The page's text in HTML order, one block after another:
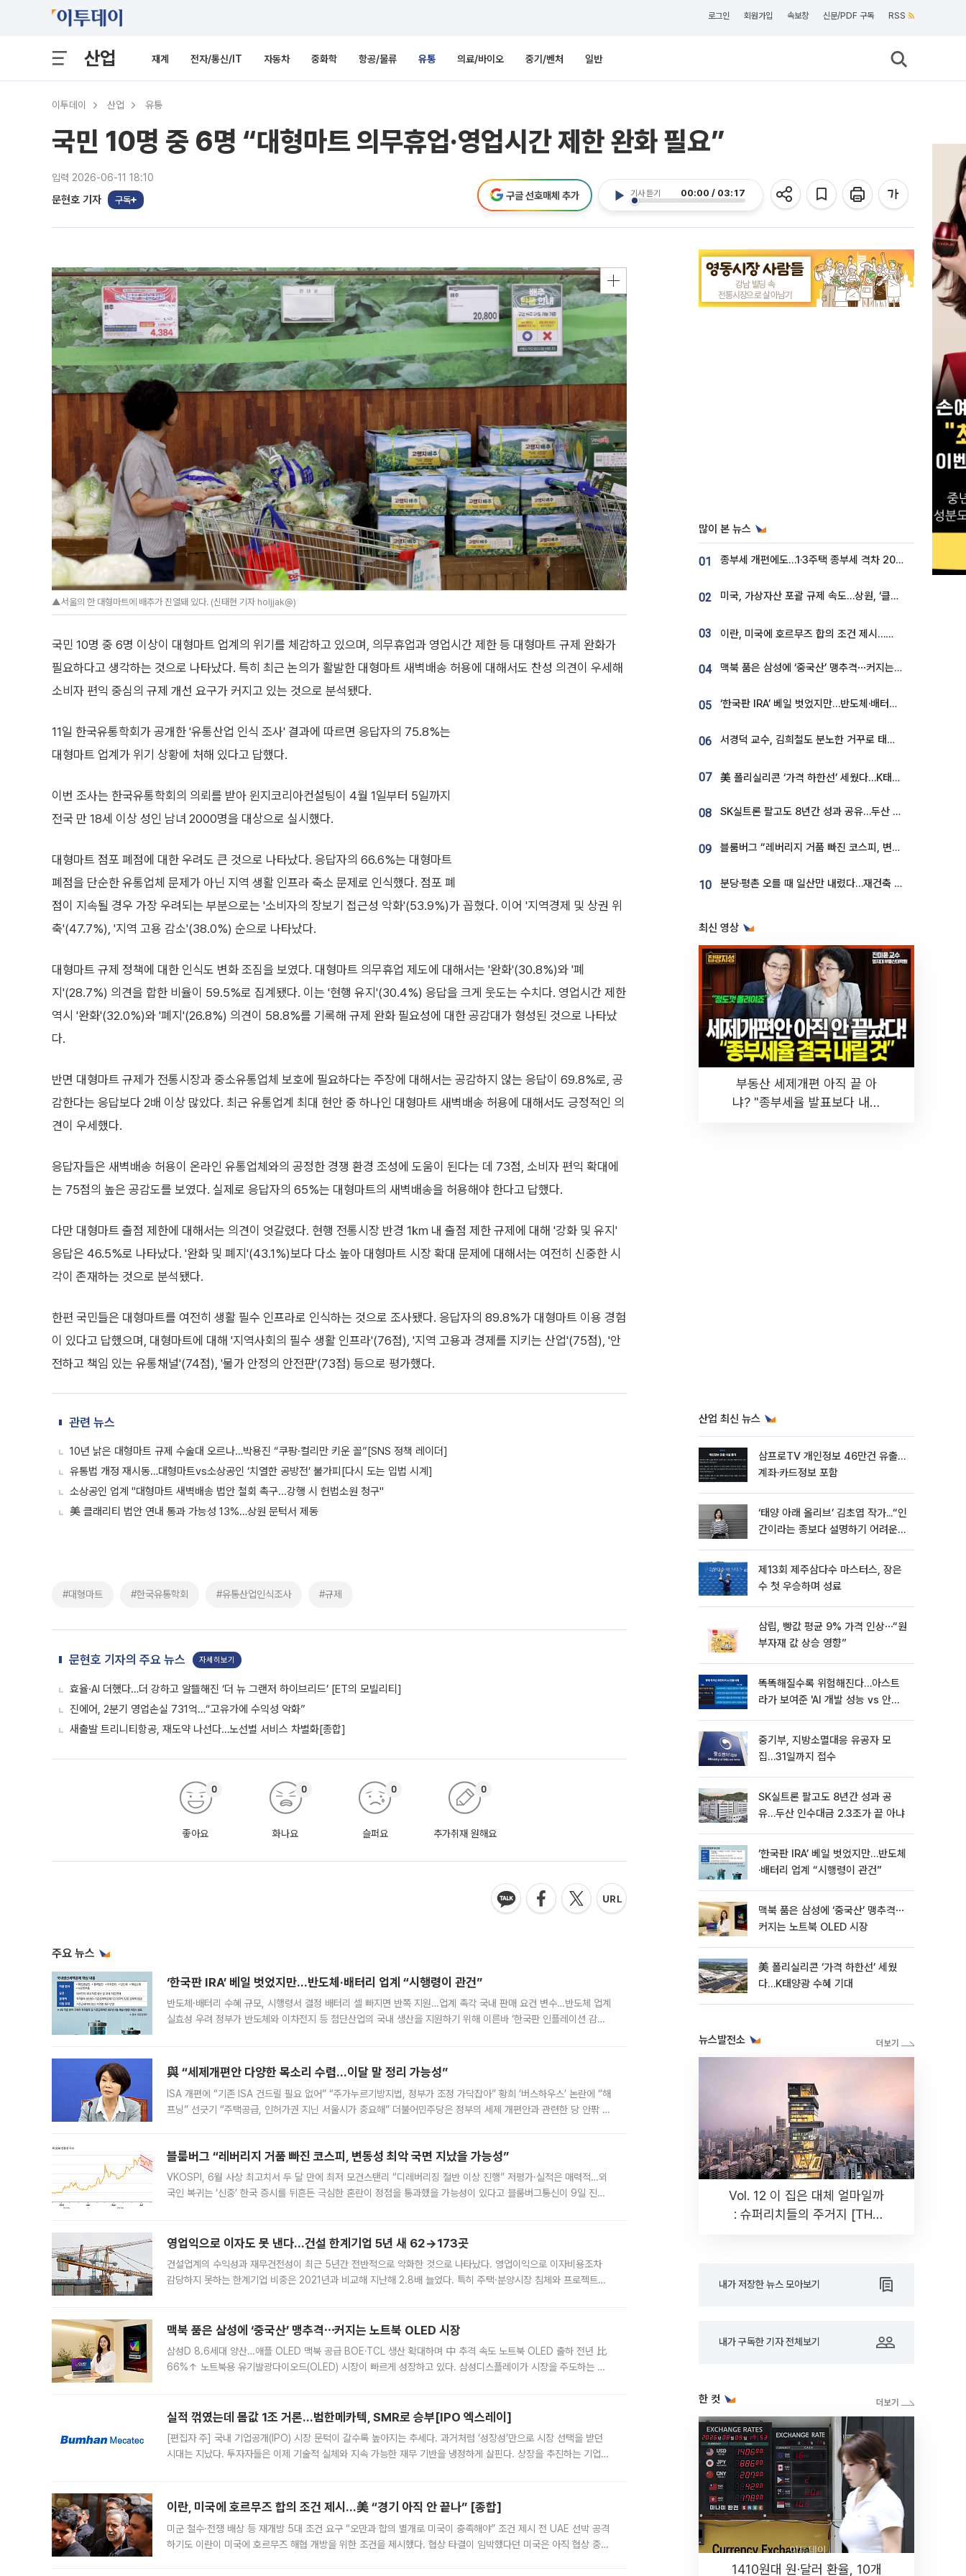
로그인 회원가입 속보창 신문/PDF 구독 RSS
산업 재계 전자/통신/IT 자동차 중화학 항공/물류 유통 의료/바이오 중기/벤처 일반
이투데이 산업 유통
국민 10명 중 6명 “대형마트 의무휴업·영업시간 제한 완화 필요”
입력 2026-06-11 18:10
문현호 기자 구독
기사 듣기 00:00 / 03:17
구글 선호매체 추가
▲서울의 한 대형마트에 배추가 진열돼 있다. (신태현 기자 holjjak@)
국민 10명 중 6명 이상이 대형마트 업계의 위기를 체감하고 있으며, 의무휴업과 영업시간 제한 등 대형마트 규제 완화가
필요하다고 생각하는 것으로 나타났다. 특히 최근 논의가 활발한 대형마트 새벽배송 허용에 대해서도 찬성 의견이 우세해
소비자 편익 중심의 규제 개선 요구가 커지고 있는 것으로 분석됐다.
11일 한국유통학회가 공개한 '유통산업 인식 조사' 결과에 따르면 응답자의 75.8%는
대형마트 업계가 위기 상황에 처해 있다고 답했다.
이번 조사는 한국유통학회의 의뢰를 받아 윈지코리아컨설팅이 4월 1일부터 5일까지
전국 만 18세 이상 성인 남녀 2000명을 대상으로 실시했다.
대형마트 점포 폐점에 대한 우려도 큰 것으로 나타났다. 응답자의 66.6%는 대형마트
폐점을 단순한 유통업체 문제가 아닌 지역 생활 인프라 축소 문제로 인식했다. 점포 폐
점이 지속될 경우 가장 우려되는 부분으로는 '소비자의 장보기 접근성 악화'(53.9%)가 꼽혔다. 이어 '지역경제 및 상권 위
축'(47.7%), '지역 고용 감소'(38.0%) 순으로 나타났다.
대형마트 규제 정책에 대한 인식도 변화 조짐을 보였다. 대형마트 의무휴업 제도에 대해서는 '완화'(30.8%)와 '폐
지'(28.7%) 의견을 합한 비율이 59.5%로 집계됐다. 이는 '현행 유지'(30.4%) 응답을 크게 웃도는 수치다. 영업시간 제한
역시 '완화'(32.0%)와 '폐지'(26.8%) 의견이 58.8%를 기록해 규제 완화 필요성에 대한 공감대가 형성된 것으로 나타났
다.
반면 대형마트 규제가 전통시장과 중소유통업체 보호에 필요하다는 주장에 대해서는 공감하지 않는 응답이 69.8%로, 공
감한다는 응답보다 2배 이상 많았다. 최근 유통업계 최대 현안 중 하나인 대형마트 새벽배송 허용에 대해서도 긍정적인 의
견이 우세했다.
응답자들은 새벽배송 허용이 온라인 유통업체와의 공정한 경쟁 환경 조성에 도움이 된다는 데 73점, 소비자 편익 확대에
는 75점의 높은 공감도를 보였다. 실제로 응답자의 65%는 대형마트의 새벽배송을 허용해야 한다고 답했다.
다만 대형마트 출점 제한에 대해서는 의견이 엇갈렸다. 현행 전통시장 반경 1㎞ 내 출점 제한 규제에 대해 '강화 및 유지'
응답은 46.5%로 나타났다. '완화 및 폐지'(43.1%)보다 다소 높아 대형마트 시장 확대 문제에 대해서는 여전히 신중한 시
각이 존재하는 것으로 분석됐다.
한편 국민들은 대형마트를 여전히 생활 필수 인프라로 인식하는 것으로 조사됐다. 응답자의 89.8%가 대형마트 이용 경험
이 있다고 답했으며, 대형마트에 대해 '지역사회의 필수 생활 인프라'(76점), '지역 고용과 경제를 지키는 산업'(75점), '안
전하고 책임 있는 유통채널'(74점), '물가 안정의 안전판'(73점) 등으로 평가했다.
관련 뉴스
10년 낡은 대형마트 규제 수술대 오르나…박용진 “쿠팡·컬리만 키운 꼴”[SNS 정책 레이더]
유통법 개정 재시동…대형마트vs소상공인 ‘치열한 공방전’ 불가피[다시 도는 입법 시계]
소상공인 업계 "대형마트 새벽배송 법안 철회 촉구...강행 시 헌법소원 청구"
美 클래리티 법안 연내 통과 가능성 13%…상원 문턱서 제동
#대형마트 #한국유통학회 #유통산업인식조사 #규제
문현호 기자의 주요 뉴스 자세히보기
효율·AI 더했다…더 강하고 알뜰해진 ‘더 뉴 그랜저 하이브리드’ [ET의 모빌리티]
진에어, 2분기 영업손실 731억…“고유가에 수익성 악화”
새출발 트리니티항공, 재도약 나선다…노선별 서비스 차별화[종합]
좋아요
0
화나요
0
슬퍼요
0
추가취재 원해요
0
주요 뉴스
‘한국판 IRA’ 베일 벗었지만…반도체·배터리 업계 “시행령이 관건”
반도체·배터리 수혜 규모, 시행령서 결정 배터리 셀 빠지면 반쪽 지원…업계 촉각 국내 판매 요건 변수…반도체 업계
실효성 우려 정부가 반도체와 이차전지 등 첨단산업의 국내 생산을 지원하기 위해 이른바 ‘한국판 인플레이션 감축
與 “세제개편안 다양한 목소리 수렴…이달 말 정리 가능성”
ISA 개편에 “기존 ISA 건드릴 필요 없어” “주가누르기방지법, 정부가 조정 가닥잡아” 황희 ‘버스하우스’ 논란에 “해
프닝” 선긋기 “주택공급, 인허가권 지닌 서울시가 중요해” 더불어민주당은 정부의 세제 개편안과 관련한 당 안팎 의
블룸버그 “레버리지 거품 빠진 코스피, 변동성 최악 국면 지났을 가능성”
VKOSPI, 6월 사상 최고치서 두 달 만에 최저 모건스탠리 “디레버리징 절반 이상 진행” 저평가·실적은 매력적…외
국인 복귀는 ‘신중’ 한국 증시를 뒤흔든 극심한 혼란이 정점을 통과했을 가능성이 있다고 블룸버그통신이 9일 진단
영업익으로 이자도 못 낸다…건설 한계기업 5년 새 62→173곳
건설업계의 수익성과 재무건전성이 최근 5년간 전반적으로 악화한 것으로 나타났다. 영업이익으로 이자비용조차
감당하지 못하는 한계기업 비중은 2021년과 비교해 지난해 2.8배 늘었다. 특히 주택·분양시장 침체와 프로젝트파
맥북 품은 삼성에 ‘중국산’ 맹추격⋯커지는 노트북 OLED 시장
삼성D 8.6세대 양산…애플 OLED 맥북 공급 BOE·TCL 생산 확대하며 中 추격 속도 노트북 OLED 출하 전년 比
66%↑ 노트북용 유기발광다이오드(OLED) 시장이 빠르게 성장하고 있다. 삼성디스플레이가 시장을 주도하는 가
실적 꺾였는데 몸값 1조 거론…범한메카텍, SMR로 승부[IPO 엑스레이]
[편집자 주] 국내 기업공개(IPO) 시장 문턱이 갈수록 높아지는 추세다. 과거처럼 ‘성장성’만으로 시장 선택을 받던
시대는 지났다. 투자자들은 이제 기술적 실체와 지속 가능한 재무 기반을 냉정하게 살핀다. 상장을 추진하는 기업들
이란, 미국에 호르무즈 합의 조건 제시…美 “경기 아직 안 끝나” [종합]
미군 철수·전쟁 배상 등 재개방 5대 조건 요구 “오만과 합의 별개로 미국이 충족해야” 조건 제시 전 UAE 선박 공격
하기도 이란이 미국에 호르무즈 해협 개방을 위한 조건을 제시했다. 협상 타결이 임박했다던 미국은 아직 협상 중이
많이 본 뉴스
01 종부세 개편에도…1·3주택 종부세 격차 2028년부터 확대
02 미국, 가상자산 포괄 규제 속도…상원, ‘클래리티법’ 9월 절차투표 추진
03 이란, 미국에 호르무즈 합의 조건 제시…美 “경기 아직 안 끝나” [종합]
04 맥북 품은 삼성에 ‘중국산’ 맹추격⋯커지는 노트북 OLED 시장
05 ‘한국판 IRA’ 베일 벗었지만…반도체·배터리 업계 “시행령이 관건”
06 서경덕 교수, 김희철도 분노한 거꾸로 태극기⋯"엉터리는 아냐, 아쉬울 뿐"
07 美 폴리실리콘 ‘가격 하한선’ 세웠다…K태양광 수혜 기대
08 SK실트론 팔고도 8년간 성과 공유…두산 인수대금 2.3조가 끝 아냐
09 블룸버그 “레버리지 거품 빠진 코스피, 변동성 최악 국면 지났을 가능성”
10 분당·평촌 오를 때 일산만 내렸다…재건축 기대감도 ‘무색’
최신 영상
부동산 세제개편 아직 끝 아
냐? "종부세율 발표보다 내릴
산업 최신 뉴스
삼프로TV 개인정보 46만건 유출…
계좌·카드정보 포함
‘태양 아래 올리브’ 김초엽 작가...“인
간이라는 종보다 설명하기 어려운
뷰]
제13회 제주삼다수 마스터스, 장은
수 첫 우승하며 성료
삼립, 빵값 평균 9% 가격 인상⋯“원
부자재 값 상승 영향”
똑똑해질수록 위험해진다…아스트
라가 보여준 'AI 개발 성능 vs 안전
중기부, 지방소멸대응 유공자 모
집…31일까지 접수
SK실트론 팔고도 8년간 성과 공
유…두산 인수대금 2.3조가 끝 아냐
‘한국판 IRA’ 베일 벗었지만…반도체
·배터리 업계 “시행령이 관건”
맥북 품은 삼성에 ‘중국산’ 맹추격⋯
커지는 노트북 OLED 시장
美 폴리실리콘 ‘가격 하한선’ 세웠
다…K태양광 수혜 기대
뉴스발전소
Vol. 12 이 집은 대체 얼마일까
: 슈퍼리치들의 주거지 [THE
내가 저장한 뉴스 모아보기
내가 구독한 기자 전체보기
한 컷
1410원대 원·달러 환율, 10개